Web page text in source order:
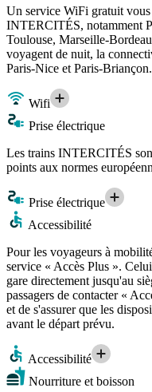
Un service WiFi gratuit vous
INTERCITÉS, notamment
Toulouse, Marseille-
voyagent de nuit, la
Paris-Nice et Paris-Briançon.
Wifi
Prise électrique
Les trains INTERCITÉS
points aux normes
Prise électrique
Accessibilité
Pour les voyageurs à
service « Accès Plus ».
gare directement jusqu'au
passagers de contacter «
et de s'assurer que les
avant le départ prévu.
Accessibilité
Nourriture et boisson